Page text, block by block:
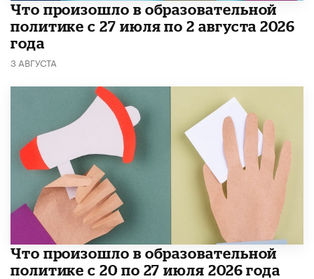
​Что произошло в образовательной
политике с 27 июля по 2 августа 2026
года
3 АВГУСТА
​Что произошло в образовательной
политике с 20 по 27 июля 2026 года